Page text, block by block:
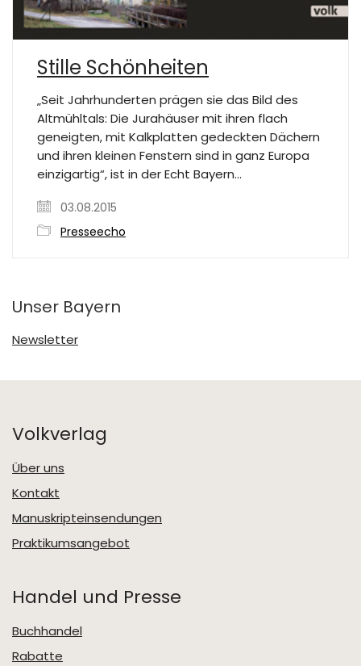
Stille Schönheiten
„Seit Jahrhunderten prägen sie das Bild des
Altmühltals: Die Jurahäuser mit ihren flach
geneigten, mit Kalkplatten gedeckten Dächern
und ihren kleinen Fenstern sind in ganz Europa
einzigartig“, ist in der Echt Bayern…
03.08.2015
Presseecho
Unser Bayern
Newsletter
Volkverlag
Über uns
Kontakt
Manuskripteinsendungen
Praktikumsangebot
Handel und Presse
Buchhandel
Rabatte